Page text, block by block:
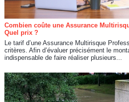
Combien coûte une Assurance
Quel prix ?
Le tarif d’une Assurance Multirisque
critères. Afin d’évaluer précisément le
indispensable de faire réaliser plusieurs...